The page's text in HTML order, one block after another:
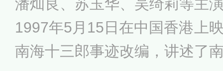
电影迷，“驰星周”这个笔名
写。他曾经为了能欣赏更多的
营的非法店铺去租录像。
潘灿良、苏玉华、吴绮莉等主
1997年5月15日在中国香港上
南海十三郎事迹改编，讲述了